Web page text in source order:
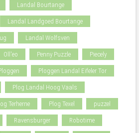
Landal Bourtange
Landal Landgoed Bourtange
Landal Wolfsven
Oll'eo Penny Puzzle Piecely
Ploggen Landal Eifeler Tor
Plog Landal Hoog Vaals
Terherne Plog Texel puzzel
Ravensburger Robotime